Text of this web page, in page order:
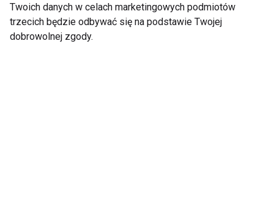
Twoich danych w celach marketingowych podmiotów
trzecich będzie odbywać się na podstawie Twojej
dobrowolnej zgody.